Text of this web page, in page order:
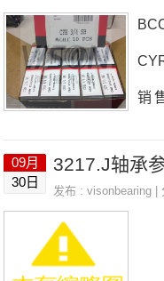
销
少
09月
30日
发布 :visonbearing |